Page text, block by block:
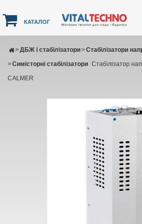
КАТАЛОГ
ДБЖ і стабілізатори
> Стабілізатори
>
Симісторні стабілізатори
>
Cтабілізатор
CALMER